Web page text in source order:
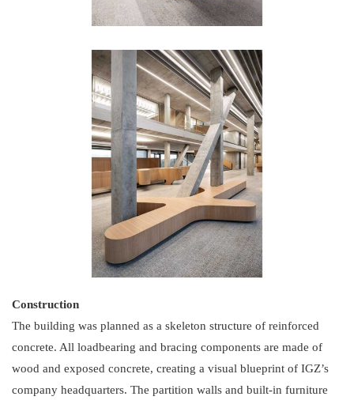
Construction
The building was planned as a skeleton structure of reinforced
concrete. All loadbearing and bracing components are made of
wood and exposed concrete, creating a visual blueprint of IGZ’s
company headquarters. The partition walls and built-in furniture